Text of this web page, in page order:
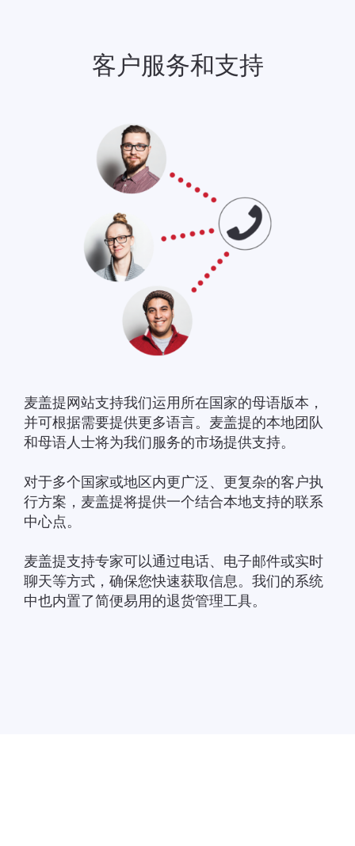
客户服务和支持
麦盖提网站支持我们运用所在国家的母语版本，
并可根据需要提供更多语言。麦盖提的本地团队
和母语人士将为我们服务的市场提供支持。
对于多个国家或地区内更广泛、更复杂的客户执
行方案，麦盖提将提供一个结合本地支持的联系
中心点。
麦盖提支持专家可以通过电话、电子邮件或实时
聊天等方式，确保您快速获取信息。我们的系统
中也内置了简便易用的退货管理工具。